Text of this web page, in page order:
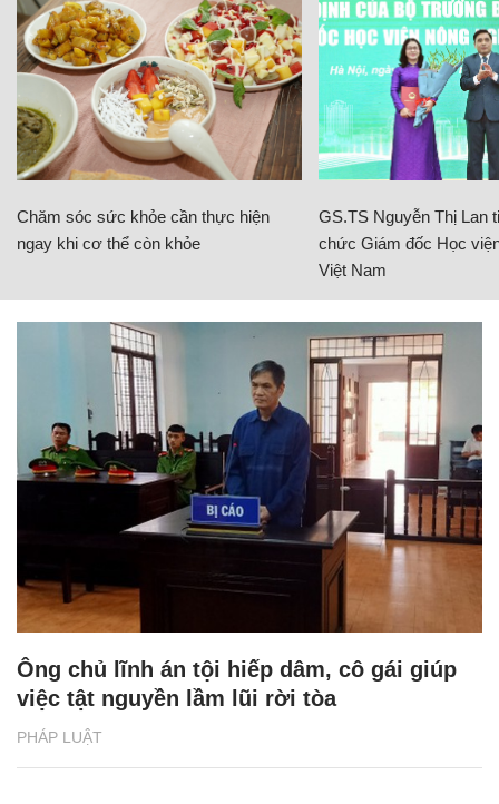
Chăm sóc sức khỏe cần thực hiện
ngay khi cơ thể còn khỏe
GS.TS Nguyễn Thị Lan
chức Giám đốc Học
Việt Nam
PHÁP LUẬT
Ông chủ lĩnh án tội hiếp dâm, cô gái giúp
việc tật nguyền lầm lũi rời tòa